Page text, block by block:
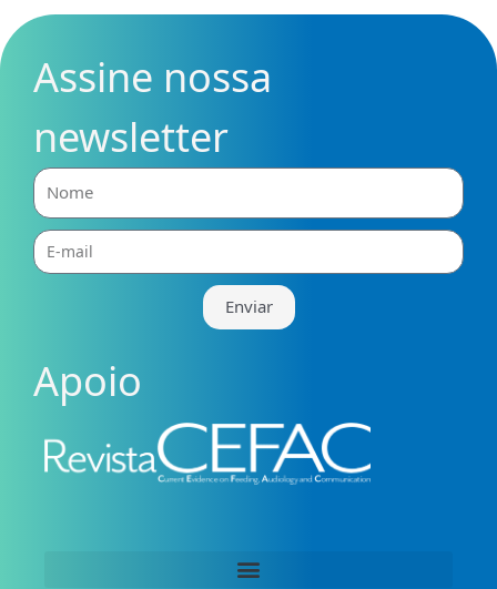
Assine nossa
newsletter
Nome
E-
mail
Enviar
Apoio